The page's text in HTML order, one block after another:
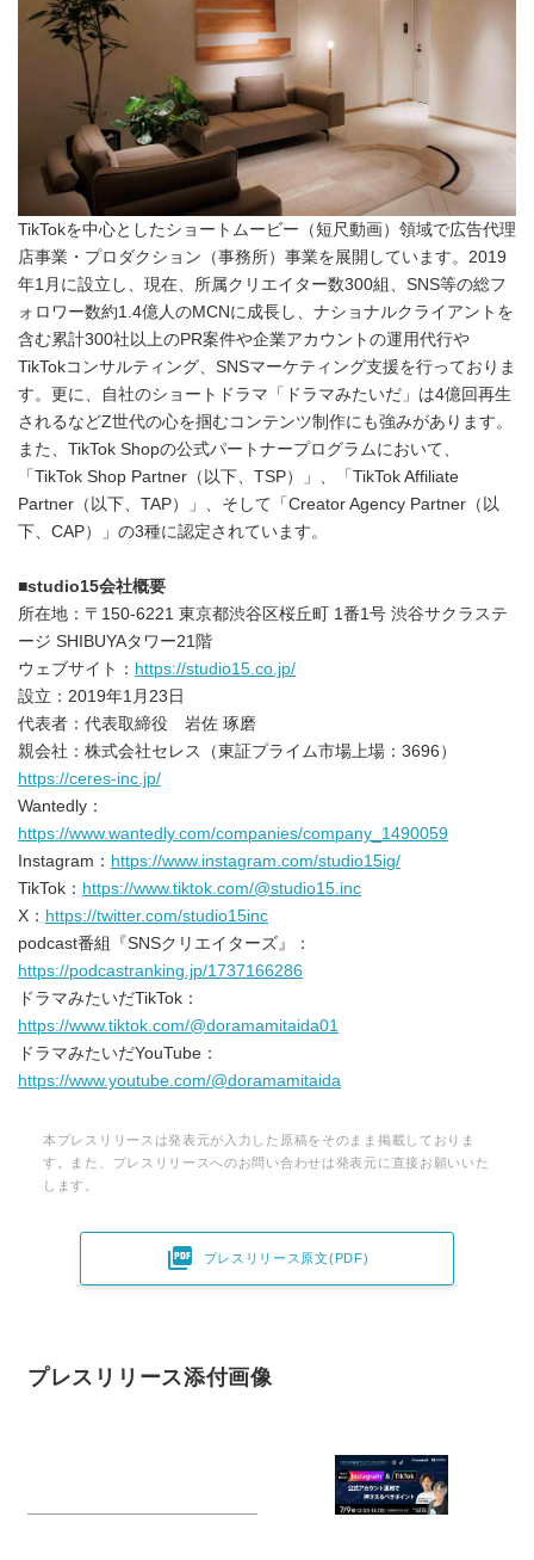
TikTokを中心としたショートムービー（短尺動画）領域で広告代理
店事業・プロダクション（事務所）事業を展開しています。2019
年1月に設立し、現在、所属クリエイター数300組、SNS等の総フ
ォロワー数約1.4億人のMCNに成長し、ナショナルクライアントを
含む累計300社以上のPR案件や企業アカウントの運用代行や
TikTokコンサルティング、SNSマーケティング支援を行っておりま
す。更に、自社のショートドラマ「ドラマみたいだ」は4億回再生
されるなどZ世代の心を掴むコンテンツ制作にも強みがあります。
また、TikTok Shopの公式パートナープログラムにおいて、
「TikTok Shop Partner（以下、TSP）」、「TikTok Affiliate
Partner（以下、TAP）」、そして「Creator Agency Partner（以
下、CAP）」の3種に認定されています。
■studio15会社概要
所在地：〒150-6221 東京都渋谷区桜丘町 1番1号 渋谷サクラステ
ージ SHIBUYAタワー21階
ウェブサイト： https://studio15.co.jp/
設立：2019年1月23日
代表者：代表取締役 岩佐 琢磨
親会社：株式会社セレス（東証プライム市場上場：3696）
https://ceres-inc.jp/
Wantedly：
https://www.wantedly.com/companies/company_1490059
Instagram： https://www.instagram.com/studio15ig/
TikTok： https://www.tiktok.com/@studio15.inc
X： https://twitter.com/studio15inc
podcast番組『SNSクリエイターズ』：
https://podcastranking.jp/1737166286
ドラマみたいだTikTok：
https://www.tiktok.com/@doramamitaida01
ドラマみたいだYouTube：
https://www.youtube.com/@doramamitaida
本プレスリリースは発表元が入力した原稿をそのまま掲載しておりま
す。また、プレスリリースへのお問い合わせは発表元に直接お願いいた
します。
 プレスリリース原文(PDF)
プレスリリース添付画像